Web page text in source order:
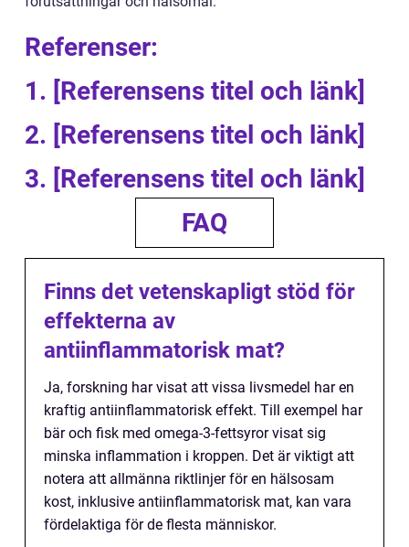
Referenser:
1. [Referensens titel och länk]
2. [Referensens titel och länk]
3. [Referensens titel och länk]
FAQ
Finns det vetenskapligt stöd för
effekterna av
antiinflammatorisk mat?
Ja, forskning har visat att vissa livsmedel har en
kraftig antiinflammatorisk effekt. Till exempel har
bär och fisk med omega-3-fettsyror visat sig
minska inflammation i kroppen. Det är viktigt att
notera att allmänna riktlinjer för en hälsosam
kost, inklusive antiinflammatorisk mat, kan vara
fördelaktiga för de flesta människor.